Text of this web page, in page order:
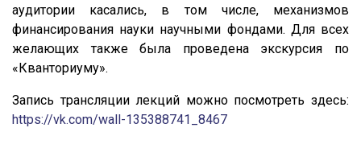
аудитории касались, в том числе, механизмов
финансирования науки научными фондами. Для всех
желающих также была проведена экскурсия по
«Кванториуму».
Запись трансляции лекций можно посмотреть здесь:
https://vk.com/wall-135388741_8467